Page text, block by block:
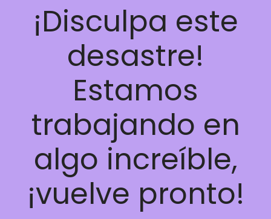
¡Disculpa este
desastre!
Estamos
trabajando en
algo increíble,
¡vuelve pronto!